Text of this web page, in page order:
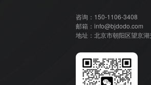
咨询：150-1106-3408
邮箱：info@bjdodo.com
地址：北京市朝阳区望京